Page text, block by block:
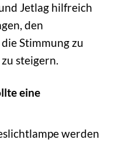
Jetlag hilfreich
den
Stimmung zu
steigern.
eine
werden